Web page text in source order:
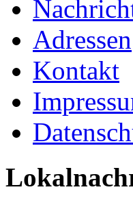
Adressen
Kontakt